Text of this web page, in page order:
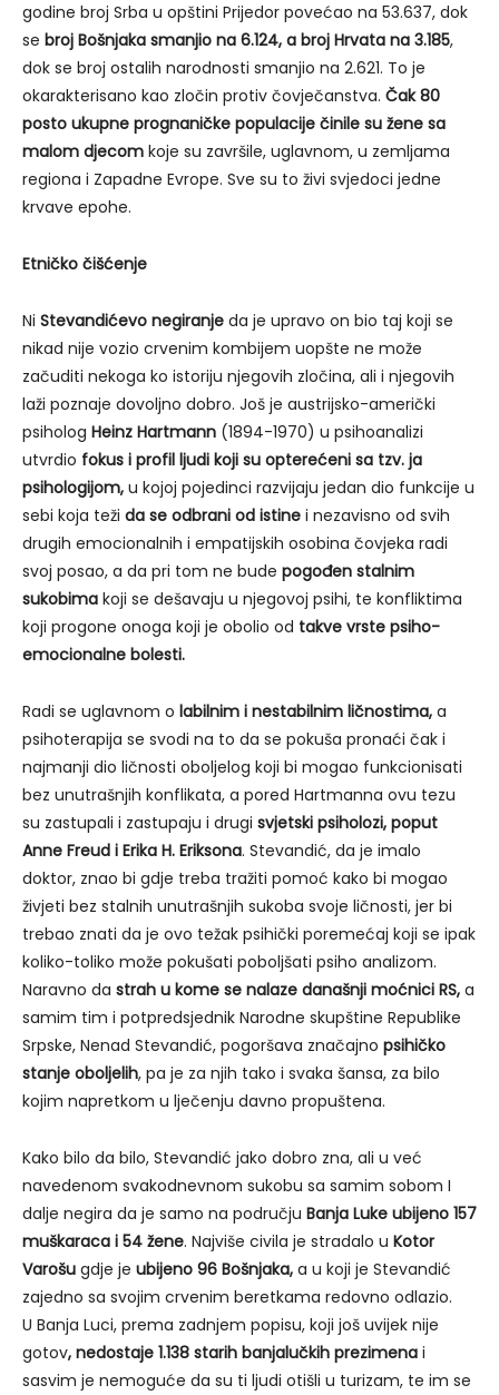
godine broj Srba u opštini Prijedor povećao na 53.637, dok
se broj Bošnjaka smanjio na 6.124, a broj Hrvata na 3.185,
dok se broj ostalih narodnosti smanjio na 2.621. To je
okarakterisano kao zločin protiv čovječanstva. Čak 80
posto ukupne prognaničke populacije činile su žene sa
malom djecom koje su završile, uglavnom, u zemljama
regiona i Zapadne Evrope. Sve su to živi svjedoci jedne
krvave epohe.
Etničko čišćenje
Ni Stevandićevo negiranje da je upravo on bio taj koji se
nikad nije vozio crvenim kombijem uopšte ne može
začuditi nekoga ko istoriju njegovih zločina, ali i njegovih
laži poznaje dovoljno dobro. Još je austrijsko-američki
psiholog Heinz Hartmann (1894-1970) u psihoanalizi
utvrdio fokus i profil ljudi koji su opterećeni sa tzv. ja
psihologijom, u kojoj pojedinci razvijaju jedan dio funkcije u
sebi koja teži da se odbrani od istine i nezavisno od svih
drugih emocionalnih i empatijskih osobina čovjeka radi
svoj posao, a da pri tom ne bude pogođen stalnim
sukobima koji se dešavaju u njegovoj psihi, te konfliktima
koji progone onoga koji je obolio od takve vrste psiho-
emocionalne bolesti.
Radi se uglavnom o labilnim i nestabilnim ličnostima, a
psihoterapija se svodi na to da se pokuša pronaći čak i
najmanji dio ličnosti oboljelog koji bi mogao funkcionisati
bez unutrašnjih konflikata, a pored Hartmanna ovu tezu
su zastupali i zastupaju i drugi svjetski psiholozi, poput
Anne Freud i Erika H. Eriksona. Stevandić, da je imalo
doktor, znao bi gdje treba tražiti pomoć kako bi mogao
živjeti bez stalnih unutrašnjih sukoba svoje ličnosti, jer bi
trebao znati da je ovo težak psihički poremećaj koji se ipak
koliko-toliko može pokušati poboljšati psiho analizom.
Naravno da strah u kome se nalaze današnji moćnici RS, a
samim tim i potpredsjednik Narodne skupštine Republike
Srpske, Nenad Stevandić, pogoršava značajno psihičko
stanje oboljelih, pa je za njih tako i svaka šansa, za bilo
kojim napretkom u lječenju davno propuštena.
Kako bilo da bilo, Stevandić jako dobro zna, ali u već
navedenom svakodnevnom sukobu sa samim sobom I
dalje negira da je samo na području Banja Luke ubijeno 157
muškaraca i 54 žene. Najviše civila je stradalo u Kotor
Varošu gdje je ubijeno 96 Bošnjaka, a u koji je Stevandić
zajedno sa svojim crvenim beretkama redovno odlazio.
U Banja Luci, prema zadnjem popisu, koji još uvijek nije
gotov, nedostaje 1.138 starih banjalučkih prezimena i
sasvim je nemoguće da su ti ljudi otišli u turizam, te im se